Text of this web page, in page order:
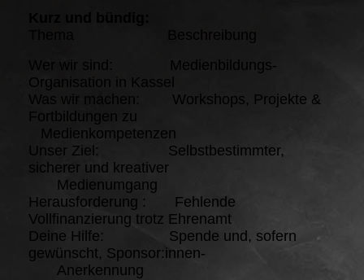
Thema Beschreibung
Wer wir sind: Medienbildungs-
Organisation in Kassel
Was wir machen: Workshops, Projekte &
Fortbildungen zu
Medienkompetenzen
Unser Ziel: Selbstbestimmter,
sicherer und kreativer
Medienumgang
Herausforderung : Fehlende
Vollfinanzierung trotz Ehrenamt
Deine Hilfe: Spende und, sofern
gewünscht, Sponsor:innen-
Anerkennung